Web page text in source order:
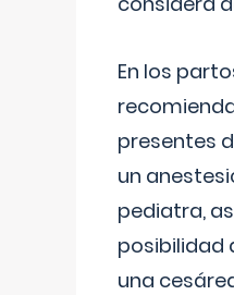
En los
presentes
un
pediatra,
posibilidad
una